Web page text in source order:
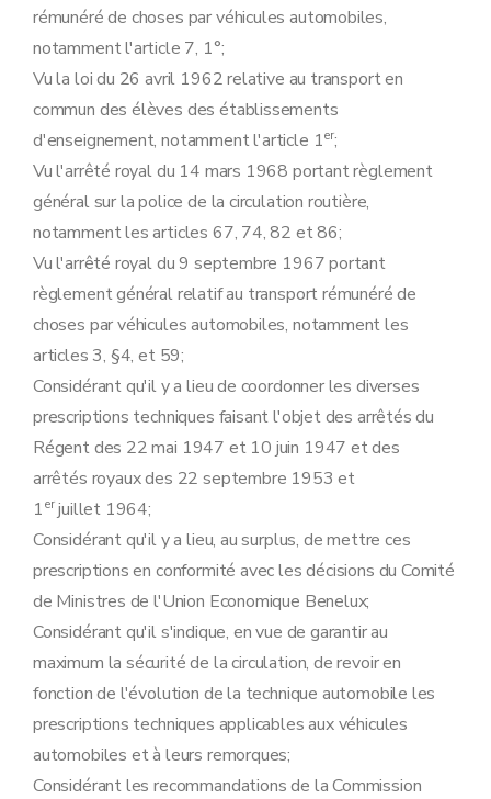
Chapitre 5 Utilisation.
Art. 24
Art. 25
Art. 26
Chapitre 6 Construction.
Art. 27
Art. 27bis
Art. 28
Art. 29
Art. 30
Art. 31
Art. 32
Art. 32bis
Art. 33
Art. 34
Art. 35
Art. 37
Art. 38
Art. 39
Art. 40
Art. 41
Art. 42
Art. 43
Art. 44
Art. 45
Art. 46
Art. 47
Art. 48
Art. 49
Art. 50
Art. 49bis
Art. 51
Art. 52
Art. 53
Art. 54
Art. 55
Art. 56
rémunéré de choses par véhicules automobiles,
notamment l'article 7, 1°;
Vu la loi du 26 avril 1962 relative au transport en
commun des élèves des établissements
d'enseignement, notamment l'article 1er;
Vu l'arrêté royal du 14 mars 1968 portant règlement
général sur la police de la circulation routière,
notamment les articles 67, 74, 82 et 86;
Vu l'arrêté royal du 9 septembre 1967 portant
règlement général relatif au transport rémunéré de
choses par véhicules automobiles, notamment les
articles 3, §4, et 59;
Considérant qu'il y a lieu de coordonner les diverses
prescriptions techniques faisant l'objet des arrêtés du
Régent des 22 mai 1947 et 10 juin 1947 et des
arrêtés royaux des 22 septembre 1953 et
1erjuillet 1964;
Considérant qu'il y a lieu, au surplus, de mettre ces
prescriptions en conformité avec les décisions du Comité
de Ministres de l'Union Economique Benelux;
Considérant qu'il s'indique, en vue de garantir au
maximum la sécurité de la circulation, de revoir en
fonction de l'évolution de la technique automobile les
prescriptions techniques applicables aux véhicules
automobiles et à leurs remorques;
Considérant les recommandations de la Commission